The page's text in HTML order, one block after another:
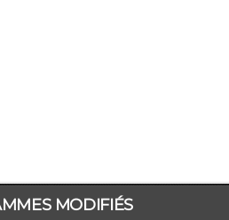
MODIFIÉS